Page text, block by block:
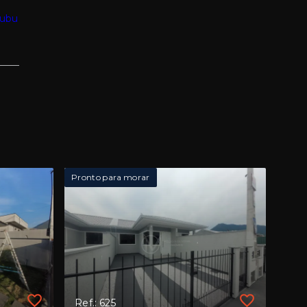
Pronto para morar
Ref.: 625